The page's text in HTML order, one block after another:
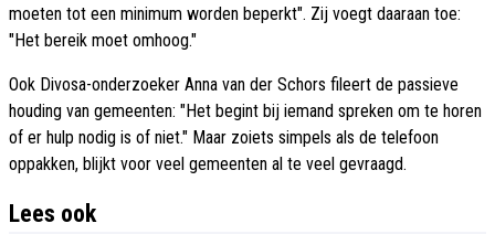
moeten tot een minimum worden beperkt". Zij voegt daaraan toe:
"Het bereik moet omhoog."
Ook Divosa-onderzoeker Anna van der Schors fileert de passieve
houding van gemeenten: "Het begint bij iemand spreken om te horen
of er hulp nodig is of niet." Maar zoiets simpels als de telefoon
oppakken, blijkt voor veel gemeenten al te veel gevraagd.
Lees ook